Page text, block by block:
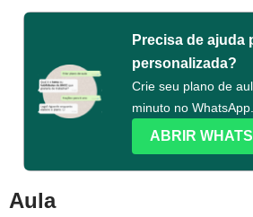
Precisa de ajuda
personalizada?
Crie seu plano de
minuto no WhatsApp.
ABRIR
Aula